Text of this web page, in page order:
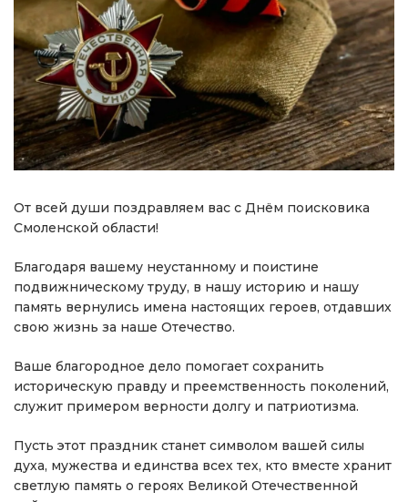
От всей души поздравляем вас с Днём поисковика
Смоленской области!
Благодаря вашему неустанному и поистине
подвижническому труду, в нашу историю и нашу
память вернулись имена настоящих героев, отдавших
свою жизнь за наше Отечество.
Ваше благородное дело помогает сохранить
историческую правду и преемственность поколений,
служит примером верности долгу и патриотизма.
Пусть этот праздник станет символом вашей силы
духа, мужества и единства всех тех, кто вместе хранит
светлую память о героях Великой Отечественной